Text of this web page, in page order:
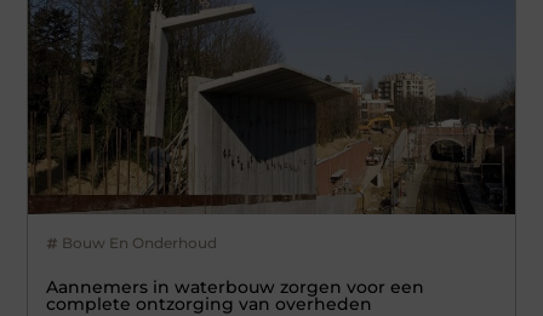
Bouw En Onderhoud
Aannemers in waterbouw zorgen voor een
complete ontzorging van overheden